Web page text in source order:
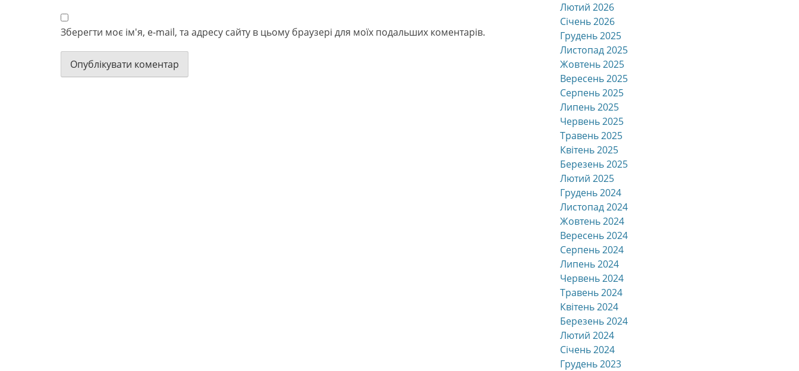
Зберегти моє ім'я, e-mail, та адресу сайту в цьому браузері для моїх подальших коментарів.
Лютий 2026
Січень 2026
Грудень 2025
Листопад 2025
Жовтень 2025
Вересень 2025
Серпень 2025
Липень 2025
Червень 2025
Травень 2025
Квітень 2025
Березень 2025
Лютий 2025
Грудень 2024
Листопад 2024
Жовтень 2024
Вересень 2024
Серпень 2024
Липень 2024
Червень 2024
Травень 2024
Квітень 2024
Березень 2024
Лютий 2024
Січень 2024
Грудень 2023